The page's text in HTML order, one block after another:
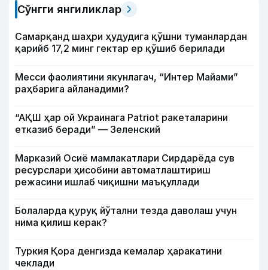
Сўнгги янгиликлар
Самарқанд шаҳри ҳудудига қўшни туманлардан
қарийб 17,2 минг гектар ер қўшиб берилади
Месси фаолиятини якунлагач, “Интер Майами”
раҳбарига айланадими?
“АҚШ ҳар ой Украинага Patriot ракеталарини
етказиб беради” — Зеленский
Марказий Осиё мамлакатлари Сирдарёда сув
ресурслари ҳисобини автоматлаштириш
режасини ишлаб чиқишни маъқуллади
Болаларда қуруқ йўтални тезда даволаш учун
нима қилиш керак?
Туркия Қора денгизда кемалар ҳаракатини
чеклади